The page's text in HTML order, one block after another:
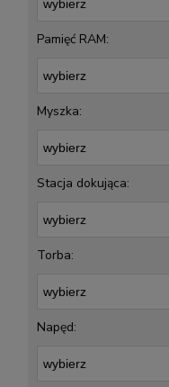
Pamięć RAM:
Myszka:
Stacja dokująca:
Torba:
Napęd: